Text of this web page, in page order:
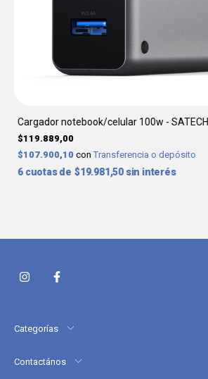
Cargador notebook/celular 100w - SATECHI
$119.889,00
$107.900,10 con Transferencia o depósito
6 $19.981,50 sin interés
Categorías
Contactános